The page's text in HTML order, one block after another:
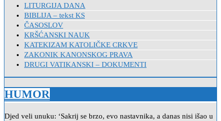
LITURGIJA DANA
BIBLIJA – tekst KS
ČASOSLOV
KRŠĆANSKI NAUK
KATEKIZAM KATOLIČKE CRKVE
ZAKONIK KANONSKOG PRAVA
DRUGI VATIKANSKI – DOKUMENTI
HUMOR
Djed veli unuku: ‘Sakrij se brzo, evo nastavnika, a danas nisi išao u